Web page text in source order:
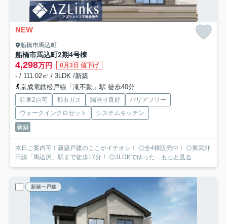
NEW
船橋市馬込町
船橋市馬込町2期4号棟
4,298万円 8月3日 値下げ
- / 111.02㎡ / 3LDK /新築
京成電鉄松戸線「滝不動」駅 徒歩40分
駐車2台可 都市ガス 陽当り良好
バリアフリー
ウォークインクロゼット
システムキッチン
新築
本日ご案内可！新築戸建のここがイチオシ！ ◎全4棟販売中！ ◎東武野
田線「馬込沢」駅まで徒歩17分！ ◎3LDKでゆった... もっと見る
新築一戸建